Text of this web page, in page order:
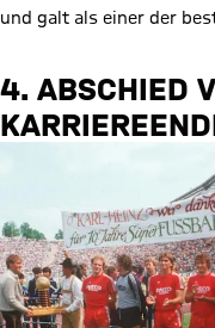
und galt als einer der
4. ABSCHIED